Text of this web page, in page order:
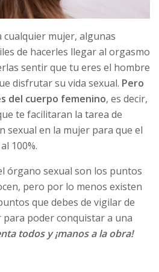
cualquier mujer, algunas
de hacerles llegar al orgasmo
sentir que tu eres el hombre
disfrutar su vida sexual. Pero
del cuerpo femenino, es decir,
te facilitaran la tarea de
sexual en la mujer para que el
100%.
órgano sexual son los puntos
pero por lo menos existen
que debes de vigilar de
para poder conquistar a una
todos y ¡manos a la obra!